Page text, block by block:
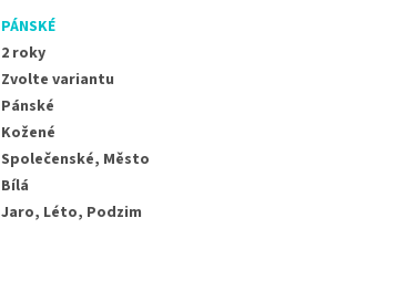
PÁNSKÉ
2 roky
Zvolte variantu
Pánské
Kožené
Společenské, Město
Bílá
Jaro, Léto, Podzim